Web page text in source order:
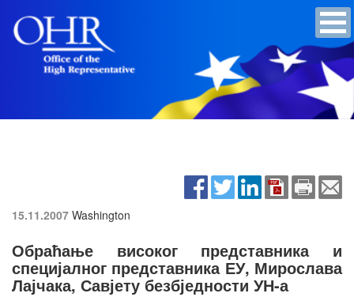
15.11.2007 Washington
Обраћање високог представника и
специјалног представника ЕУ, Мирослава
Лајчака, Савјету безбједности УН-а